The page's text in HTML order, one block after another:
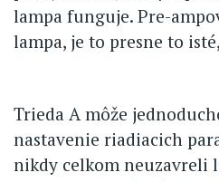
lampa funguje. Pre-
lampa, je to presne to
Trieda A môže
nastavenie riadiacich
nikdy celkom neuzavreli